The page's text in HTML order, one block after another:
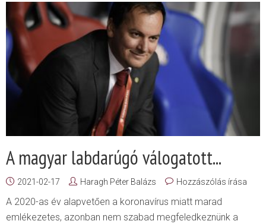
A magyar labdarúgó válogatott...
2021-02-17 Haragh Péter Balázs Hozzászólás írása
A 2020-as év alapvetően a koronavírus miatt marad
emlékezetes, azonban nem szabad megfeledkeznünk a